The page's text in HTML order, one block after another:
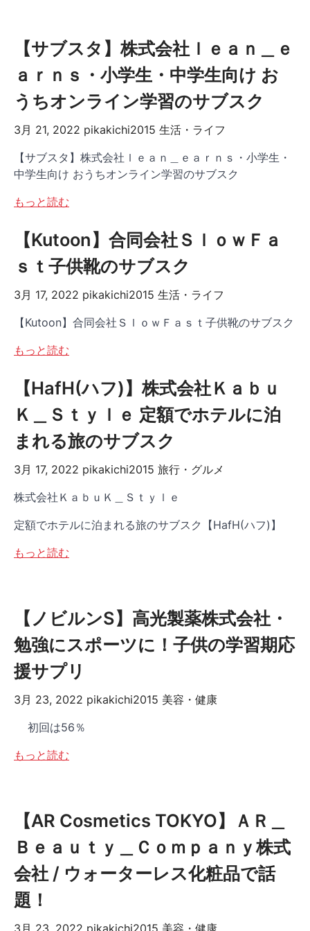
【サブスタ】株式会社ｌｅａｎ＿ｅ
ａｒｎｓ・小学生・中学生向け お
うちオンライン学習のサブスク
3月 21, 2022 pikakichi2015 生活・ライフ
【サブスタ】株式会社ｌｅａｎ＿ｅａｒｎｓ・小学生・
中学生向け おうちオンライン学習のサブスク
もっと読む
【Kutoon】合同会社ＳｌｏｗＦａ
ｓｔ子供靴のサブスク
3月 17, 2022 pikakichi2015 生活・ライフ
【Kutoon】合同会社ＳｌｏｗＦａｓｔ子供靴のサブスク
もっと読む
【HafH(ハフ)】株式会社Ｋａｂｕ
Ｋ＿Ｓｔｙｌｅ 定額でホテルに泊
まれる旅のサブスク
3月 17, 2022 pikakichi2015 旅行・グルメ
株式会社ＫａｂｕＫ＿Ｓｔｙｌｅ
定額でホテルに泊まれる旅のサブスク【HafH(ハフ)】
もっと読む
【ノビルンS】高光製薬株式会社・
勉強にスポーツに！子供の学習期応
援サプリ
3月 23, 2022 pikakichi2015 美容・健康
初回は56％
もっと読む
【AR Cosmetics TOKYO】ＡＲ＿
Ｂｅａｕｔｙ＿Ｃｏｍｐａｎｙ株式
会社 / ウォーターレス化粧品で話
題！
3月 23, 2022 pikakichi2015 美容・健康